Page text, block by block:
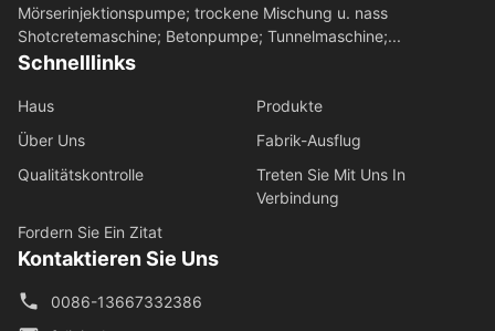
Mörserinjektionspumpe; trockene Mischung u. nass
Shotcretemaschine; Betonpumpe; Tunnelmaschine;...
Schnelllinks
Haus
Produkte
Über Uns
Fabrik-Ausflug
Qualitätskontrolle
Treten Sie Mit Uns In
Verbindung
Fordern Sie Ein Zitat
Kontaktieren Sie Uns
0086-13667332386